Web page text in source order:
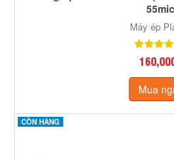
55mic
Máy ép
Mua
CÒN HÀNG